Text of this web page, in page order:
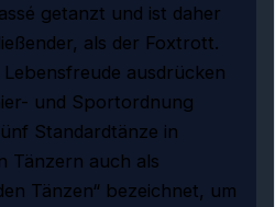
getanzt und ist daher
als der Foxtrott.
ausdrücken
und Sportordnung
Standardtänze in
Tänzern auch als
Tänzen“ bezeichnet, um